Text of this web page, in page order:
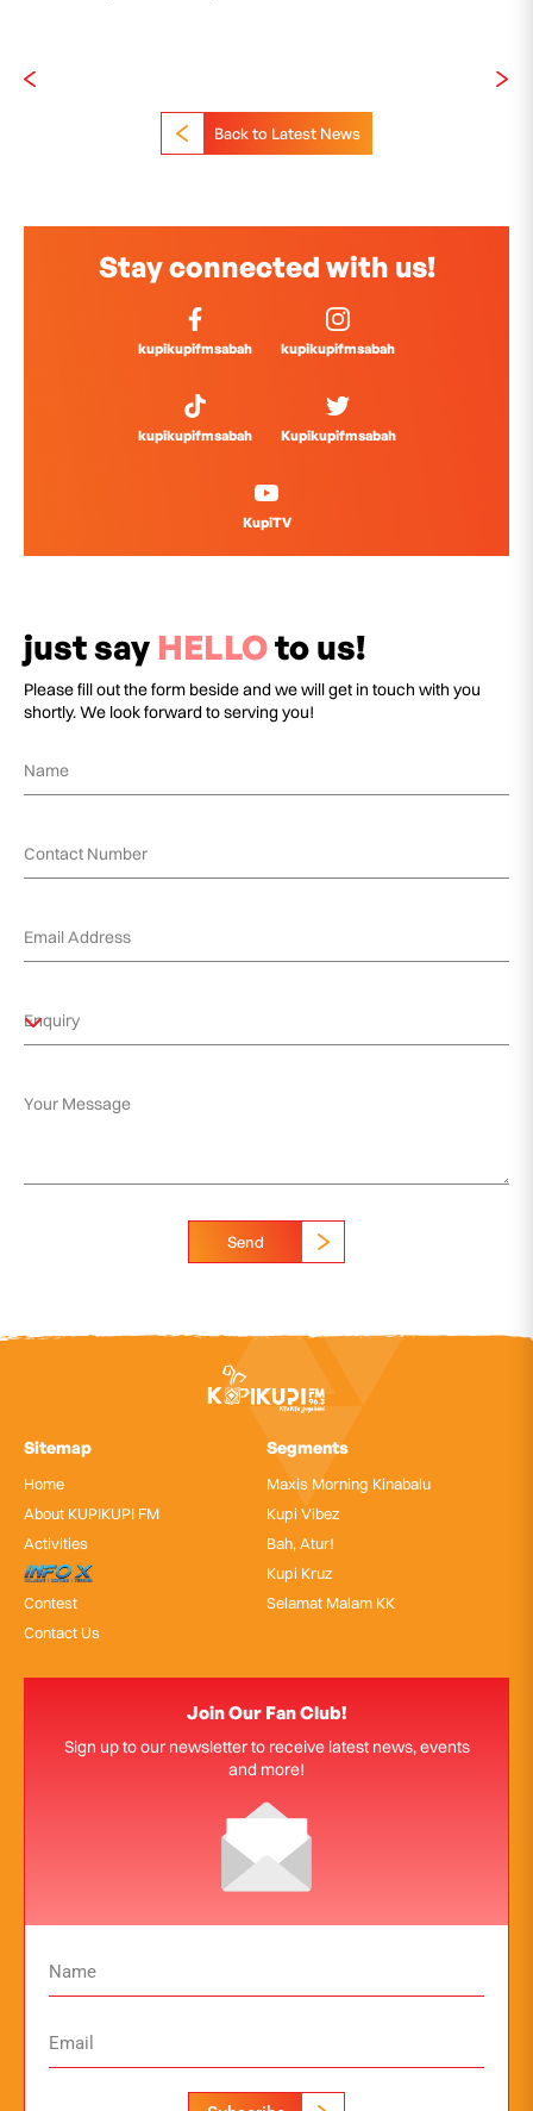
Back to Latest News
Stay connected with us!
kupikupifmsabah kupikupifmsabah
kupikupifmsabah Kupikupifmsabah
KupiTV
just say HELLOto us!
Please fill out the form beside and we will get in touch with you
shortly. We look forward to serving you!
Send
Sitemap
Home
About KUPIKUPI FM
Activities
InfoX
Contest
Contact Us
Segments
Maxis Morning Kinabalu
Kupi Vibez
Bah, Atur!
Kupi Kruz
Selamat Malam KK
Join Our Fan Club!
Sign up to our newsletter to receive latest news, events
and more!